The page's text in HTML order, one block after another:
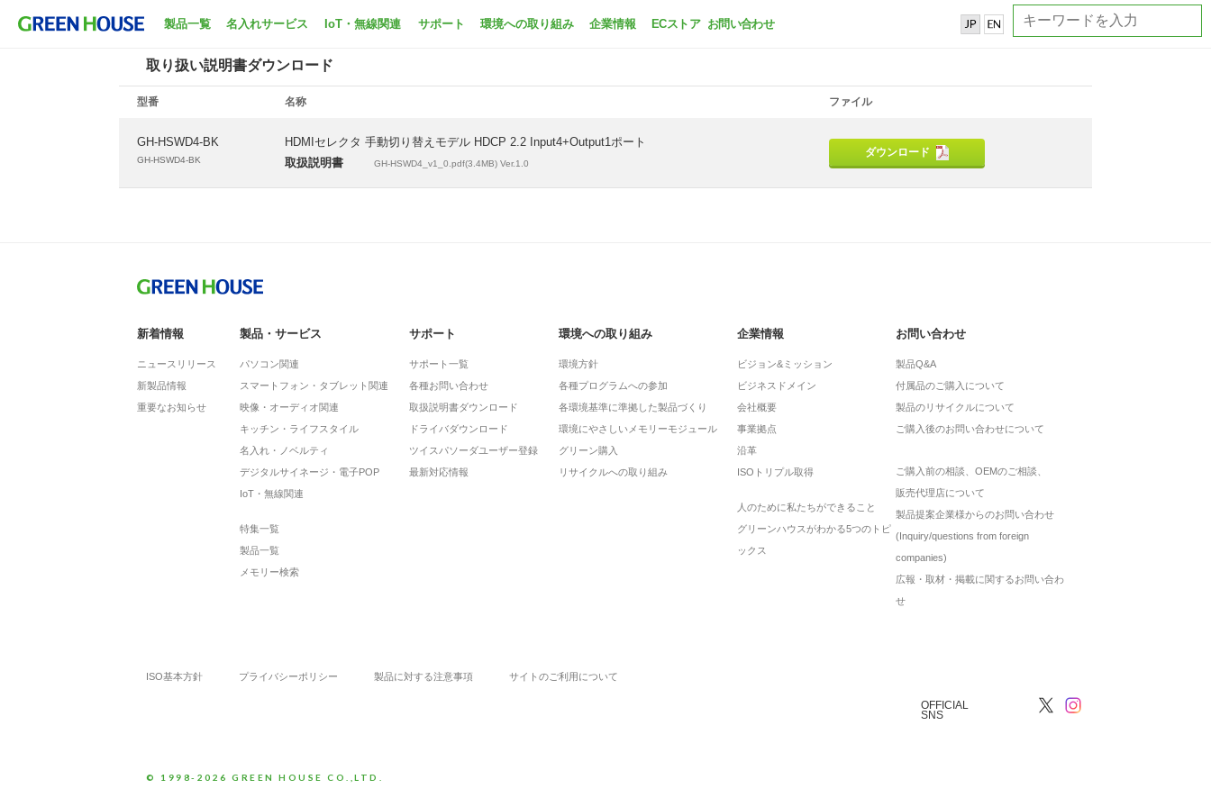
製品一覧 名入れサービス IoT・無線関連 サポート 環境への取り組み 企業情報 ECストア お問い合わせ
ホーム
取り扱い説明書ダウンロード
型番 名称 ファイル
GH-HSWD4-BK
GH-HSWD4-BK
HDMIセレクタ 手動切り替えモデル HDCP 2.2 Input4+Output1ポート
取扱説明書
GH-HSWD4_v1_0.pdf(3.4MB) Ver.1.0
ダウンロード
新着情報
ニュースリリース
新製品情報
重要なお知らせ
製品・サービス
パソコン関連
スマートフォン・タブレット関連
映像・オーディオ関連
キッチン・ライフスタイル
名入れ・ノベルティ
デジタルサイネージ・電子POP
IoT・無線関連
特集一覧
製品一覧
メモリー検索
サポート
サポート一覧
各種お問い合わせ
取扱説明書ダウンロード
ドライバダウンロード
ツイスパソーダユーザー登録
最新対応情報
環境への取り組み
環境方針
各種プログラムへの参加
各環境基準に準拠した製品づくり
環境にやさしいメモリーモジュール
グリーン購入
リサイクルへの取り組み
企業情報
ビジョン&ミッション
ビジネスドメイン
会社概要
事業拠点
沿革
ISOトリプル取得
人のために私たちができること
グリーンハウスがわかる5つのトピ
ックス
お問い合わせ
製品Q&A
付属品のご購入について
製品のリサイクルについて
ご購入後のお問い合わせについて
ご購入前の相談、OEMのご相談、
販売代理店について
製品提案企業様からのお問い合わせ
(Inquiry/questions from foreign
companies)
広報・取材・掲載に関するお問い合わ
せ
ISO基本方針 プライバシーポリシー 製品に対する注意事項 サイトのご利用について
OFFICIAL
SNS
© 1998-2026 GREEN HOUSE CO.,LTD.